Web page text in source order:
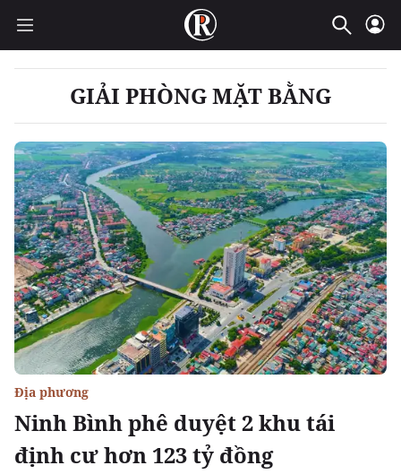
GIẢI PHÒNG MẶT BẰNG
Ninh Bình phê duyệt 2 khu tái
định cư hơn 123 tỷ đồng
Địa phương